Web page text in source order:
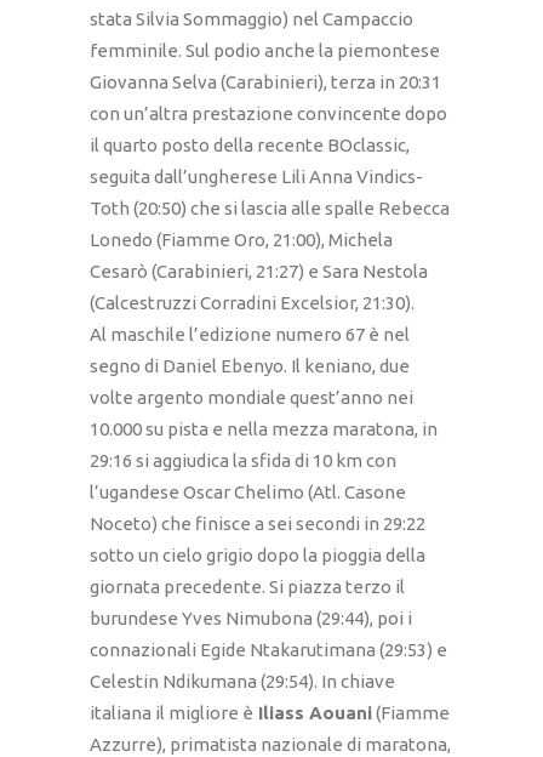
stata Silvia Sommaggio) nel Campaccio
femminile. Sul podio anche la piemontese
Giovanna Selva (Carabinieri), terza in 20:31
con un’altra prestazione convincente dopo
il quarto posto della recente BOclassic,
seguita dall’ungherese Lili Anna Vindics-
Toth (20:50) che si lascia alle spalle Rebecca
Lonedo (Fiamme Oro, 21:00), Michela
Cesarò (Carabinieri, 21:27) e Sara Nestola
(Calcestruzzi Corradini Excelsior, 21:30).
Al maschile l’edizione numero 67 è nel
segno di Daniel Ebenyo. Il keniano, due
volte argento mondiale quest’anno nei
10.000 su pista e nella mezza maratona, in
29:16 si aggiudica la sfida di 10 km con
l’ugandese Oscar Chelimo (Atl. Casone
Noceto) che finisce a sei secondi in 29:22
sotto un cielo grigio dopo la pioggia della
giornata precedente. Si piazza terzo il
burundese Yves Nimubona (29:44), poi i
connazionali Egide Ntakarutimana (29:53) e
Celestin Ndikumana (29:54). In chiave
italiana il migliore è Iliass Aouani(Fiamme
Azzurre), primatista nazionale di maratona,